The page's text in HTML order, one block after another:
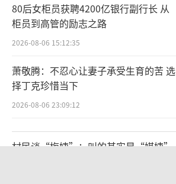
80后女柜员获聘4200亿银行副行长 从
柜员到高管的励志之路
2026-08-06 15:12:35
萧敬腾：不忍心让妻子承受生育的苦 选
择丁克珍惜当下
2026-08-06 23:09:12
村民谈“梅姨”：叫的其实是“媒姨”